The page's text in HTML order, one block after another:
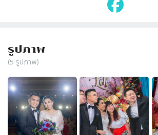
รูปภาพ
(5 รูปภาพ)